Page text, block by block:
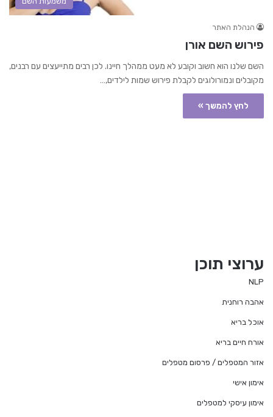
הנהלת האתר
פירוש השם אורן
השם שלנו הוא חשוב וקובע לא מעט ממהלך חיינו. לכן רבים מתייעצים עם רבנים,
מקובלים ונמורולוגים לקבלת פירוש שמות לילדים,…
לחץ להמשך »
ערוצי תוכן
NLP
אהבה רוחנית
אוכל בריא
אורח חיים בריא
אזור המטפלים / פרסום מטפלים
אימון אישי
אימון עיסקי למטפלים